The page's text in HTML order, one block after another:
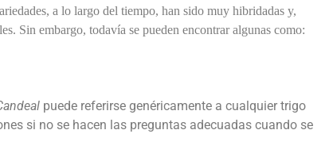
a lo largo del tiempo, han sido muy hibridadas y,
Sin embargo, todavía se pueden encontrar algunas como:
puede referirse genéricamente a cualquier trigo
si no se hacen las preguntas adecuadas cuando se